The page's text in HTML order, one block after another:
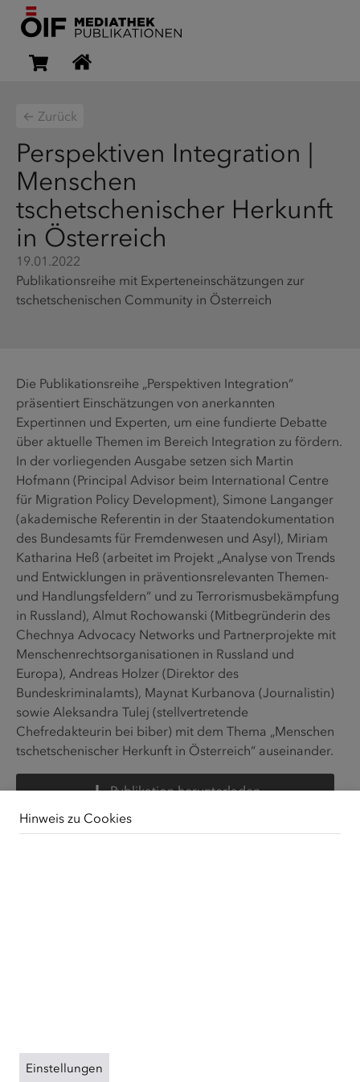
← Zurück
Perspektiven Integration |
Menschen
tschetschenischer Herkunft
in Österreich
19.01.2022
Publikationsreihe mit Experteneinschätzungen zur
tschetschenischen Community in Österreich
Die Publikationsreihe „Perspektiven Integration“
präsentiert Einschätzungen von anerkannten
Expertinnen und Experten, um eine fundierte Debatte
über aktuelle Themen im Bereich Integration zu fördern.
In der vorliegenden Ausgabe setzen sich Martin
Hofmann (Principal Advisor beim International Centre
für Migration Policy Development), Simone Langanger
(akademische Referentin in der Staatendokumentation
des Bundesamts für Fremdenwesen und Asyl), Miriam
Katharina Heß (arbeitet im Projekt „Analyse von Trends
und Entwicklungen in präventionsrelevanten Themen-
und Handlungsfeldern“ und zu Terrorismusbekämpfung
in Russland), Almut Rochowanski (Mitbegründerin des
Chechnya Advocacy Networks und Partnerprojekte mit
Menschenrechtsorganisationen in Russland und
Europa), Andreas Holzer (Direktor des
Bundeskriminalamts), Maynat Kurbanova (Journalistin)
sowie Aleksandra Tulej (stellvertretende
Chefredakteurin bei biber) mit dem Thema „Menschen
tschetschenischer Herkunft in Österreich“ auseinander.
Publikation herunterladen
Hinweis zu Cookies
Einstellungen